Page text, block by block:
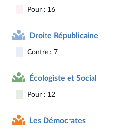
Pour : 16
Droite Républicaine
Contre : 7
Écologiste et Social
Pour : 12
Les Démocrates